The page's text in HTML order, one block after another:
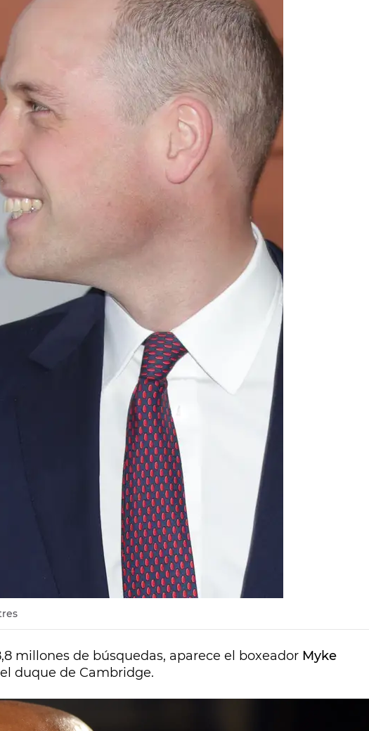
millones de búsquedas, aparece el boxeador Myke
duque de Cambridge.